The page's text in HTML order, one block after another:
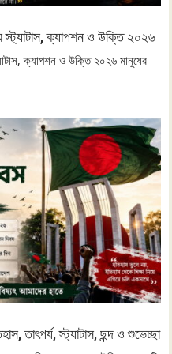
স্ট্যাটাস, ক্যাপশন ও উক্তি ২০২৬
ক্যাপশন ও উক্তি ২০২৬ মানুষের
তাৎপর্য, স্ট্যাটাস, ছন্দ ও শুভেচ্ছা